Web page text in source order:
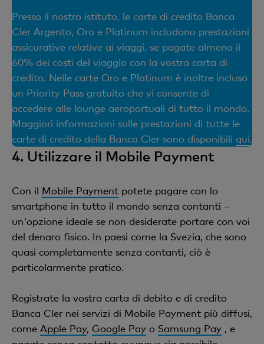
Presso il nostro istituto, le carte di credito Banca
Cler Argento, Oro e Platinum includono prestazioni
assicurative relative ai viaggi, se pagate almeno il
60% dei costi del viaggio con la vostra carta di
credito. Nelle carte Oro e Platinum è inoltre incluso
un Priority Pass gratuito che vi consente di
accedere alle lounge aeroportuali di tutto il mondo.
Maggiori informazioni sulle prestazioni di tutte le
carte di credito della Banca Cler sono disponibili qui.
4. Utilizzare il Mobile Payment
Con il Mobile Payment potete pagare con lo
smartphone in tutto il mondo senza contanti –
un'opzione ideale se non desiderate portare con voi
del denaro fisico. In paesi come la Svezia, che sono
quasi completamente senza contanti, ciò è
particolarmente pratico.
Registrate la vostra carta di debito e di credito
Banca Cler nei servizi di Mobile Payment più diffusi,
come Apple Pay, Google Pay o Samsung Pay , e